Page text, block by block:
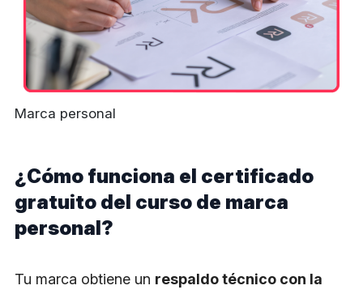
Marca personal
¿Cómo funciona el certificado
gratuito del curso de marca
personal?
Tu marca obtiene un respaldo técnico con la